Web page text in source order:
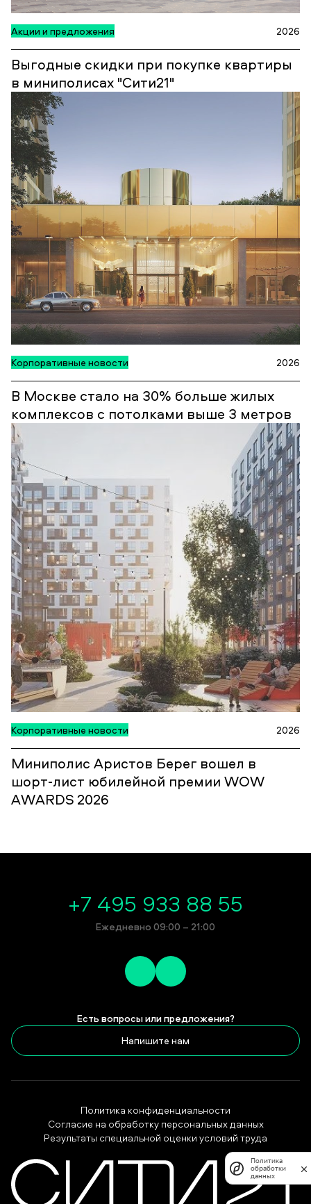
Акции и предложения 2026
Выгодные скидки при покупке квартиры
в миниполисах "Сити21"
Корпоративные новости 2026
В Москве стало на 30% больше жилых
комплексов с потолками выше 3 метров
Корпоративные новости 2026
Миниполис Аристов Берег вошел в
шорт-лист юбилейной премии WOW
AWARDS 2026
+7 495 933 88 55
Ежедневно 09:00 – 21:00
Есть вопросы или предложения?
Напишите нам
Политика конфиденциальности
Согласие на обработку персональных данных
Результаты специальной оценки условий труда
Политика
обработки
данных